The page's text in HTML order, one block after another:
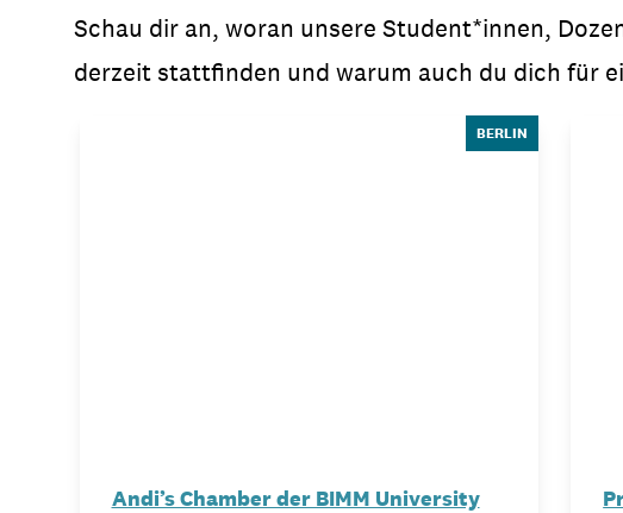
Schau dir an, woran unsere Student*innen,
derzeit stattfinden und warum auch du dich für
BERLIN
Andi’s Chamber der BIMM University